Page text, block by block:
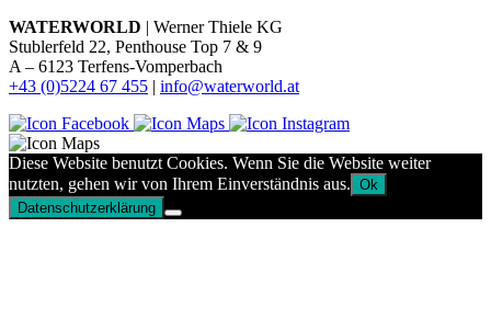
WATERWORLD | Werner Thiele KG
Stublerfeld 22, Penthouse Top 7 & 9
A – 6123 Terfens-Vomperbach
+43 (0)5224 67 455 | info@waterworld.at
Diese Website benutzt Cookies. Wenn Sie die Website weiter
nutzten, gehen wir von Ihrem Einverständnis aus. Ok
Datenschutzerklärung